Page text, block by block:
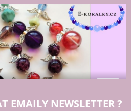
EMAILY NEWSLETTER ?